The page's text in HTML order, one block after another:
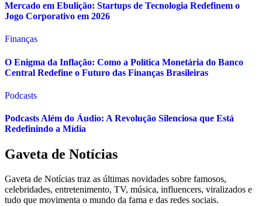
Mercado em Ebulição: Startups de Tecnologia Redefinem o
Jogo Corporativo em 2026
Finanças
O Enigma da Inflação: Como a Política Monetária do Banco
Central Redefine o Futuro das Finanças Brasileiras
Podcasts
Podcasts Além do Áudio: A Revolução Silenciosa que Está
Redefinindo a Mídia
Gaveta de Notícias
Gaveta de Notícias traz as últimas novidades sobre famosos,
celebridades, entretenimento, TV, música, influencers, viralizados e
tudo que movimenta o mundo da fama e das redes sociais.